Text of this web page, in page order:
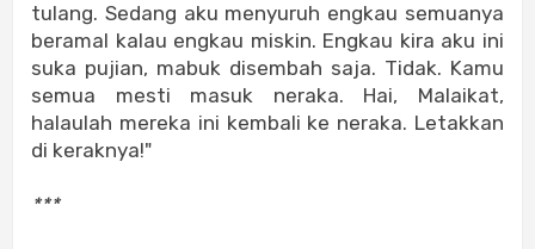
tulang. Sedang aku menyuruh engkau semuanya
beramal kalau engkau miskin. Engkau kira aku ini
suka pujian, mabuk disembah saja. Tidak. Kamu
semua mesti masuk neraka. Hai, Malaikat,
halaulah mereka ini kembali ke neraka. Letakkan
di keraknya!"
***